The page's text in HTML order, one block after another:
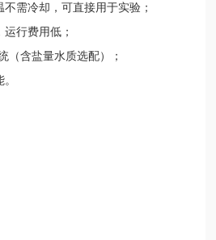
需冷却，可直接用于实验；
行费用低；
（含盐量水质选配）；